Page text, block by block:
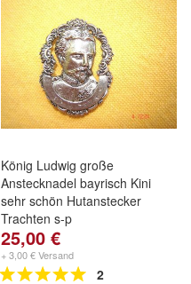
König Ludwig große
Anstecknadel bayrisch Kini
sehr schön Hutanstecker
Trachten s-p
25,00 €
+ 3,00 € Versand
2